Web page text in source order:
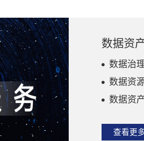
数据资
数据治
数据资
数据资
查看更